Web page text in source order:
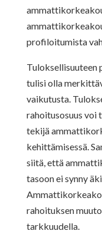
profiloitumista
Tuloksellisuuteen
tulisi olla
vaikutusta.
rahoitusosuus voi
tekijä
kehittämisessä.
siitä, että
tasoon ei synny
rahoituksen
tarkkuudella.